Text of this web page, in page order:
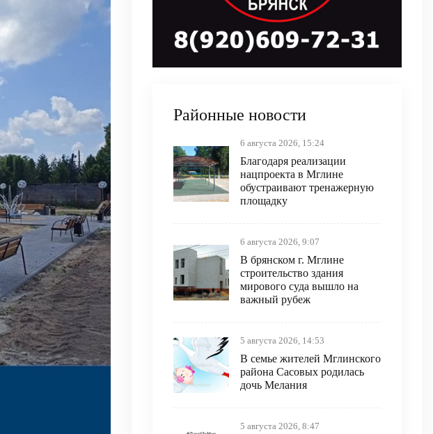
Районные новости
6 августа 2026, 15:24
Благодаря реализации
нацпроекта в Мглине
обустраивают тренажерную
площадку
6 августа 2026, 9:07
В брянском г. Мглине
строительство здания
мирового суда вышло на
важный рубеж
5 августа 2026, 14:53
В семье жителей Мглинского
района Сасовых родилась
дочь Мелания
5 августа 2026, 8:47